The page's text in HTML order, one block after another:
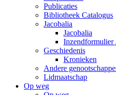
Publicaties
Bibliotheek Catalogus
Jacobalia
Jacobalia
Inzendformulier
Geschiedenis
Kronieken
Andere
Lidmaatschap
Op weg